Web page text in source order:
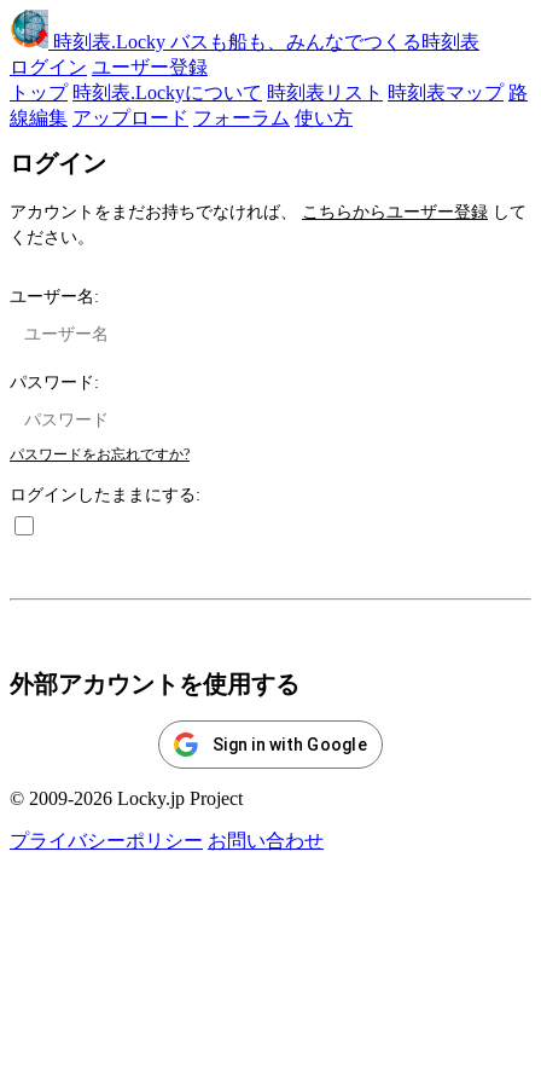
時刻表.Locky バスも船も、みんなでつくる時刻表
ログイン ユーザー登録
トップ 時刻表.Lockyについて 時刻表リスト 時刻表マップ 路
線編集 アップロード フォーラム 使い方
ログイン
アカウントをまだお持ちでなければ、 こちらからユーザー登録 して
ください。
ユーザー名:
パスワード:
パスワードをお忘れですか?
ログインしたままにする:
外部アカウントを使用する
Sign in with Google
© 2009-2026 Locky.jp Project
プライバシーポリシー お問い合わせ